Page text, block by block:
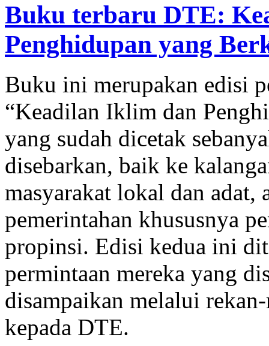
Buku terbaru DTE:
Penghidupan yang
Buku ini merupakan edisi
“Keadilan Iklim dan
yang sudah dicetak
disebarkan, baik ke
masyarakat lokal dan adat,
pemerintahan khususnya
propinsi. Edisi kedua ini
permintaan mereka yang
disampaikan melalui
kepada DTE.